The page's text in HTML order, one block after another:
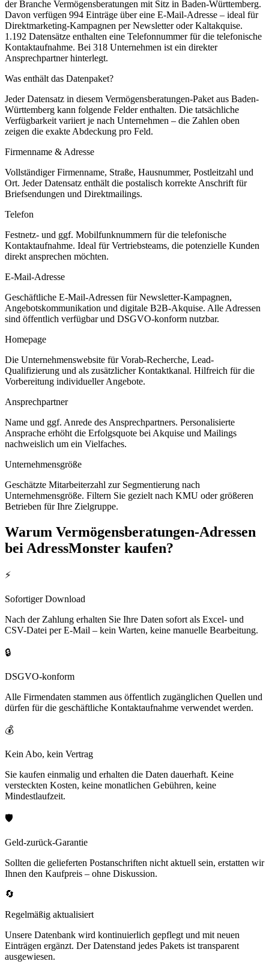
der Branche Vermögensberatungen mit Sitz in Baden-Württemberg.
Davon verfügen 994 Einträge über eine E-Mail-Adresse – ideal für
Direktmarketing-Kampagnen per Newsletter oder Kaltakquise.
1.192 Datensätze enthalten eine Telefonnummer für die telefonische
Kontaktaufnahme. Bei 318 Unternehmen ist ein direkter
Ansprechpartner hinterlegt.
Was enthält das Datenpaket?
Jeder Datensatz in diesem Vermögensberatungen-Paket aus Baden-
Württemberg kann folgende Felder enthalten. Die tatsächliche
Verfügbarkeit variiert je nach Unternehmen – die Zahlen oben
zeigen die exakte Abdeckung pro Feld.
Firmenname & Adresse
Vollständiger Firmenname, Straße, Hausnummer, Postleitzahl und
Ort. Jeder Datensatz enthält die postalisch korrekte Anschrift für
Briefsendungen und Direktmailings.
Telefon
Festnetz- und ggf. Mobilfunknummern für die telefonische
Kontaktaufnahme. Ideal für Vertriebsteams, die potenzielle Kunden
direkt ansprechen möchten.
E-Mail-Adresse
Geschäftliche E-Mail-Adressen für Newsletter-Kampagnen,
Angebotskommunikation und digitale B2B-Akquise. Alle Adressen
sind öffentlich verfügbar und DSGVO-konform nutzbar.
Homepage
Die Unternehmenswebsite für Vorab-Recherche, Lead-
Qualifizierung und als zusätzlicher Kontaktkanal. Hilfreich für die
Vorbereitung individueller Angebote.
Ansprechpartner
Name und ggf. Anrede des Ansprechpartners. Personalisierte
Ansprache erhöht die Erfolgsquote bei Akquise und Mailings
nachweislich um ein Vielfaches.
Unternehmensgröße
Geschätzte Mitarbeiterzahl zur Segmentierung nach
Unternehmensgröße. Filtern Sie gezielt nach KMU oder größeren
Betrieben für Ihre Zielgruppe.
Warum Vermögensberatungen-Adressen
bei AdressMonster kaufen?
⚡
Sofortiger Download
Nach der Zahlung erhalten Sie Ihre Daten sofort als Excel- und
CSV-Datei per E-Mail – kein Warten, keine manuelle Bearbeitung.
🔒
DSGVO-konform
Alle Firmendaten stammen aus öffentlich zugänglichen Quellen und
dürfen für die geschäftliche Kontaktaufnahme verwendet werden.
💰
Kein Abo, kein Vertrag
Sie kaufen einmalig und erhalten die Daten dauerhaft. Keine
versteckten Kosten, keine monatlichen Gebühren, keine
Mindestlaufzeit.
🛡️
Geld-zurück-Garantie
Sollten die gelieferten Postanschriften nicht aktuell sein, erstatten wir
Ihnen den Kaufpreis – ohne Diskussion.
🔄
Regelmäßig aktualisiert
Unsere Datenbank wird kontinuierlich gepflegt und mit neuen
Einträgen ergänzt. Der Datenstand jedes Pakets ist transparent
ausgewiesen.